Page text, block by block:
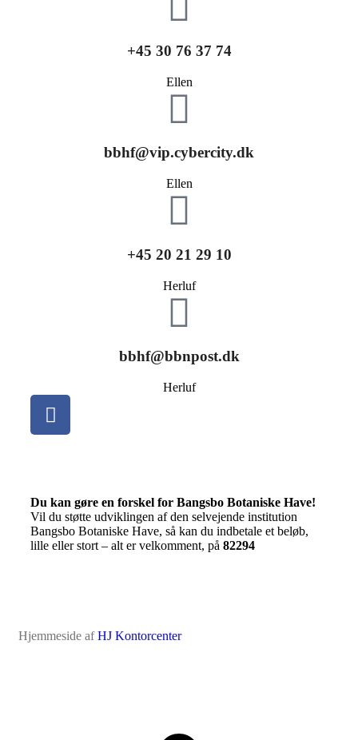
+45 30 76 37 74
Ellen
bbhf@vip.cybercity.dk
Ellen
+45 20 21 29 10
Herluf
bbhf@bbnpost.dk
Herluf
Du kan gøre en forskel for Bangsbo Botaniske Have!
Vil du støtte udviklingen af den selvejende institution
Bangsbo Botaniske Have, så kan du indbetale et beløb,
lille eller stort – alt er velkomment, på 82294
Hjemmeside afHJ Kontorcenter